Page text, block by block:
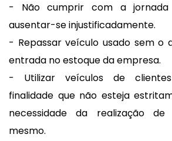
- Não cumprir com a
ausentar-se injustificadamente.
- Repassar veículo usado sem o
entrada no estoque da empresa.
- Utilizar veículos de
finalidade que não esteja
necessidade da realização
mesmo.